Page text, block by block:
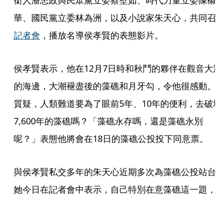
華、國民黨立委林為洲，以及小說家朱天心，共同召
記者會 ，播放名導侯孝賢的表態影片。
侯孝賢表示，他在12月7日時和秋鬥的夥伴在觀音大
的海邊，大潮褪盡後的藻礁和月牙勾，令他很感動。
質疑，人類難道要為了眼前5年、10年的便利，去破
7,600年的藻礁嗎？「藻礁永存嗎，還是藻礁永別
呢？」表態他將會在18日的藻礁公投投下同意票。
與侯孝賢私交多年的朱天心近期多次為藻礁公投站台
她今日在記者會中表示，自己特別在意藻礁這一題，